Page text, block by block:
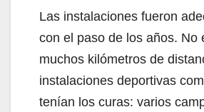
Las instalaciones fueron
con el paso de los años. No
muchos kilómetros de
instalaciones deportivas
tenían los curas: varios